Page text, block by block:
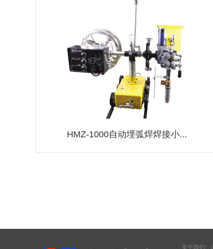
HMZ-1000自动埋弧焊焊接小...
关于我们